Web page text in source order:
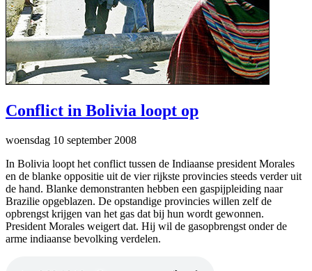
Conflict in Bolivia loopt op
woensdag 10 september 2008
In Bolivia loopt het conflict tussen de Indiaanse president Morales
en de blanke oppositie uit de vier rijkste provincies steeds verder uit
de hand. Blanke demonstranten hebben een gaspijpleiding naar
Brazilie opgeblazen. De opstandige provincies willen zelf de
opbrengst krijgen van het gas dat bij hun wordt gewonnen.
President Morales weigert dat. Hij wil de gasopbrengst onder de
arme indiaanse bevolking verdelen.